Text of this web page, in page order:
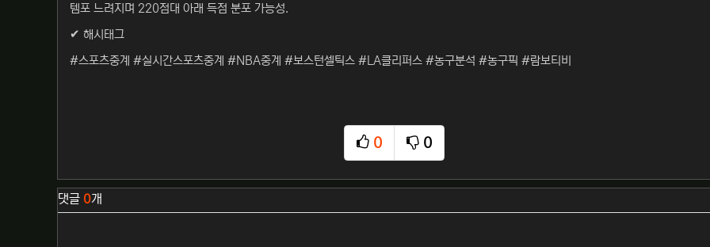
템포 느려지며 220점대 아래 득점 분포 가능성.
✔ 해시태그
#스포츠중계 #실시간스포츠중계 #NBA중계 #보스턴셀틱스 #LA클리퍼스 #농구분석 #농구픽 #람보티비
0
추천
0
비추천
관련자료
댓글 0개